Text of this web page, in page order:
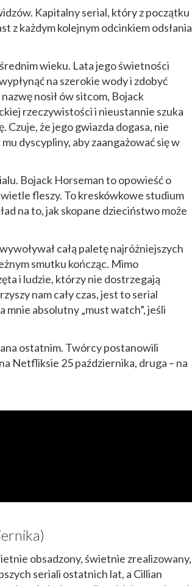
Kapitalny serial, który z początku
z każdym kolejnym odcinkiem odsłania
wieku. Lata jego świetności
na szerokie wody i zdobyć
nosił ów sitcom, Bojack
rzeczywistości i nieustannie szuka
Czuje, że jego gwiazda dogasa, nie
dyscypliny, aby zaangażować się w
Bojack Horseman to opowieść o
fleszy. To kreskówkowe studium
na to, jak skopane dzieciństwo może
całą paletę najróżniejszych
smutku kończąc. Mimo
i ludzie, którzy nie dostrzegają
nam cały czas, jest to serial
mnie absolutny „must watch”, jeśli
ostatnim. Twórcy postanowili
Netfliksie 25 października, druga – na
obsadzony, świetnie zrealizowany,
seriali ostatnich lat, a Cillian